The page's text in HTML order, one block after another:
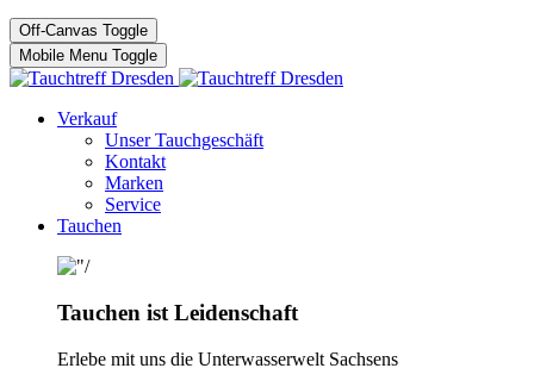
Off-Canvas Toggle
Mobile Menu Toggle
Verkauf
Unser Tauchgeschäft
Kontakt
Marken
Service
Tauchen
Tauchen ist Leidenschaft
Erlebe mit uns die Unterwasserwelt Sachsens